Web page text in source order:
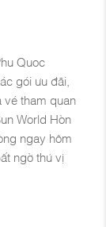
Quoc
gói ưu đãi,
vé tham quan
World Hòn
ngay hôm
ngờ thú vị